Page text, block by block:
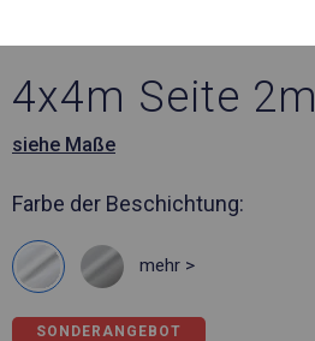
4x4m Seite 2m
siehe Maße
Farbe der Beschichtung:
mehr >
SONDERANGEBOT